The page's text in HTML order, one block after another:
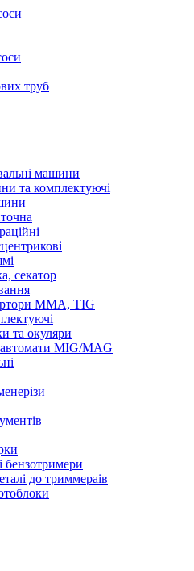
труб
машини
та комплектуючі
секатор
ММА, TIG
та окуляри
MIG/MAG
бензотримери
до триммераів